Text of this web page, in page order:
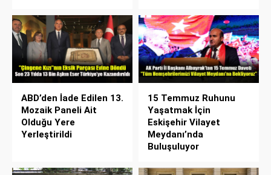
ABD’den İade Edilen 13.
Mozaik Paneli Ait
Olduğu Yere
Yerleştirildi
15 Temmuz Ruhunu
Yaşatmak İçin
Eskişehir Vilayet
Meydanı’nda
Buluşuluyor